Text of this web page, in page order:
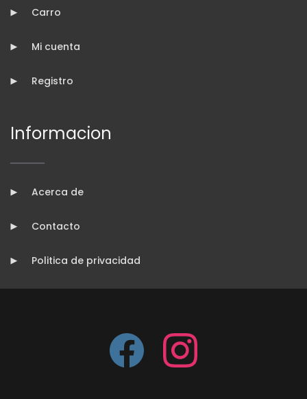
Carro
Mi cuenta
Registro
Informacion
Acerca de
Contacto
Politica de privacidad